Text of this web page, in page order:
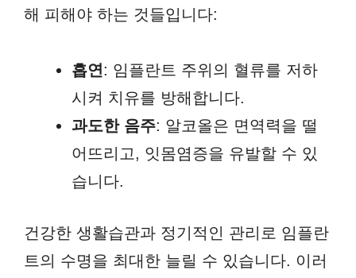
해 피해야 하는 것들입니다:
흡연 : 임플란트 주위의 혈류를 저하
시켜 치유를 방해합니다.
과도한 음주: 알코올은 면역력을 떨
어뜨리고, 잇몸염증을 유발할 수 있
습니다.
건강한 생활습관과 정기적인 관리로 임플란
트의 수명을 최대한 늘릴 수 있습니다. 이러